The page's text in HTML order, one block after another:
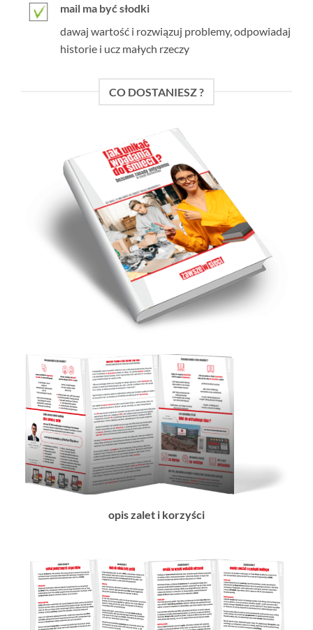
mail ma być słodki
dawaj wartość i rozwiązuj problemy, odpowiadaj
historie i ucz małych rzeczy
CO DOSTANIESZ ?
opis zalet i korzyści